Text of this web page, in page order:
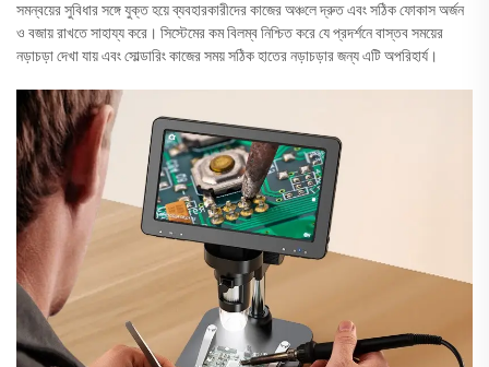
সমন্বয়ের সুবিধার সঙ্গে যুক্ত হয়ে ব্যবহারকারীদের কাজের অঞ্চলে দ্রুত এবং সঠিক ফোকাস অর্জন
ও বজায় রাখতে সাহায্য করে। সিস্টেমের কম বিলম্ব নিশ্চিত করে যে প্রদর্শনে বাস্তব সময়ের
নড়াচড়া দেখা যায় এবং সোল্ডারিং কাজের সময় সঠিক হাতের নড়াচড়ার জন্য এটি অপরিহার্য।